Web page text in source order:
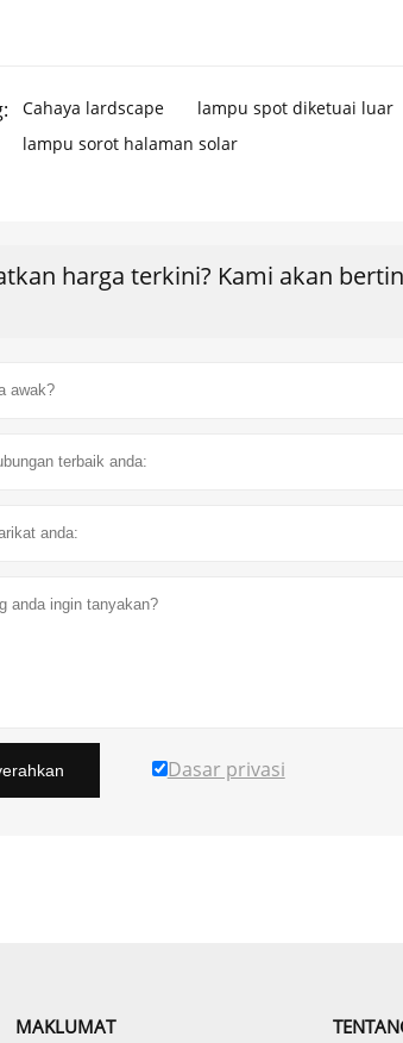
Cahaya lardscape lampu spot diketuai luar
lampu sorot halaman solar
harga terkini? Kami akan
Dasar privasi
MAKLUMAT